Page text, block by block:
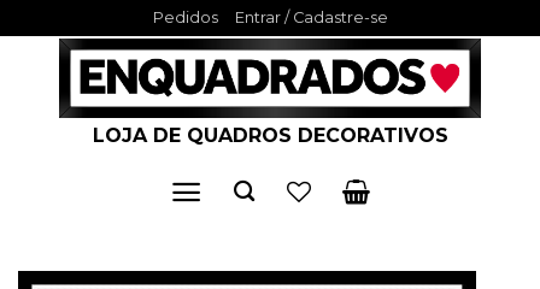
to
Pedidos Entrar / Cadastre-se
LOJA DE QUADROS DECORATIVOS